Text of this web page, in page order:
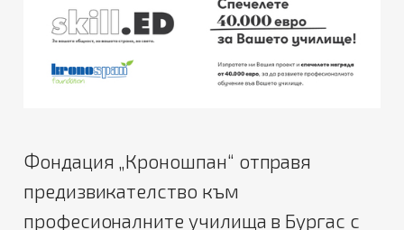
Фондация „Кроношпан“ отправя
предизвикателство към
професионалните училища в Бургас с